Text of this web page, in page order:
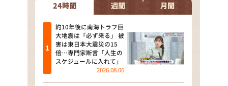
相席食堂
これ余談なんですけど・・・
～人生密着トークバラエティ！
～ やすとものいたって真剣です
探偵！ナイトスクープ
24時間 週間 月間
約10年後に南海トラフ巨
大地震は「必ず来る」 被
害は東日本大震災の15
倍…専門家断言「人生の
スケジュールに入れて」
2026.08.06